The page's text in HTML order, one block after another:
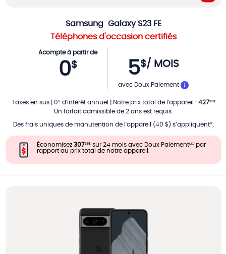
Samsung Galaxy S23 FE
Téléphones d'occasion certifiés
Acompte à partir de
0$ 5$/ MOIS
PAR MOIS
avec Doux Paiement
Taxes en sus| 0% d'intérêt annuel Notre prix total de l'appareil : 42735$
Un forfait admissible de 2 ans est requis.
Des frais uniques de manutention de l'appareil (40 $) s’appliquent*.
Économisez 30735$ sur 24 mois avec Doux PaiementMC
par
rapport au prix total de notre appareil.